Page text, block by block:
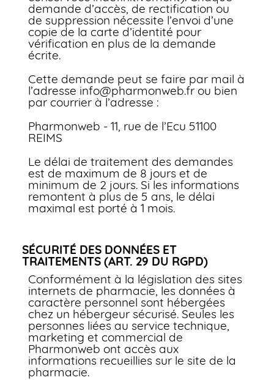
demande d’accès, de rectification ou
de suppression nécessite l’envoi d’une
copie de la carte d’identité pour
vérification en plus de la demande
écrite.
Cette demande peut se faire par mail à
l’adresse info@pharmonweb.fr ou bien
par courrier à l’adresse :
Pharmonweb - 11, rue de l’Ecu 51100
REIMS
Le délai de traitement des demandes
est de maximum de 8 jours et de
minimum de 2 jours. Si les informations
remontent à plus de 5 ans, le délai
maximal est porté à 1 mois.
SÉCURITÉ DES DONNÉES ET
TRAITEMENTS (ART. 29 DU RGPD)
Conformément à la législation des sites
internets de pharmacie, les données à
caractère personnel sont hébergées
chez un hébergeur sécurisé. Seules les
personnes liées au service technique,
marketing et commercial de
Pharmonweb ont accès aux
informations recueillies sur le site de la
pharmacie.